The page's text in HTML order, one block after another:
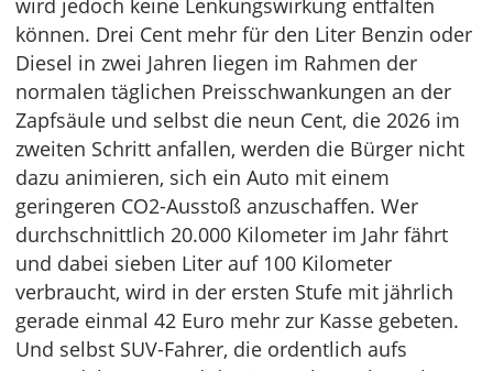
wird jedoch keine Lenkungswirkung entfalten
können. Drei Cent mehr für den Liter Benzin oder
Diesel in zwei Jahren liegen im Rahmen der
normalen täglichen Preisschwankungen an der
Zapfsäule und selbst die neun Cent, die 2026 im
zweiten Schritt anfallen, werden die Bürger nicht
dazu animieren, sich ein Auto mit einem
geringeren CO2-Ausstoß anzuschaffen. Wer
durchschnittlich 20.000 Kilometer im Jahr fährt
und dabei sieben Liter auf 100 Kilometer
verbraucht, wird in der ersten Stufe mit jährlich
gerade einmal 42 Euro mehr zur Kasse gebeten.
Und selbst SUV-Fahrer, die ordentlich aufs